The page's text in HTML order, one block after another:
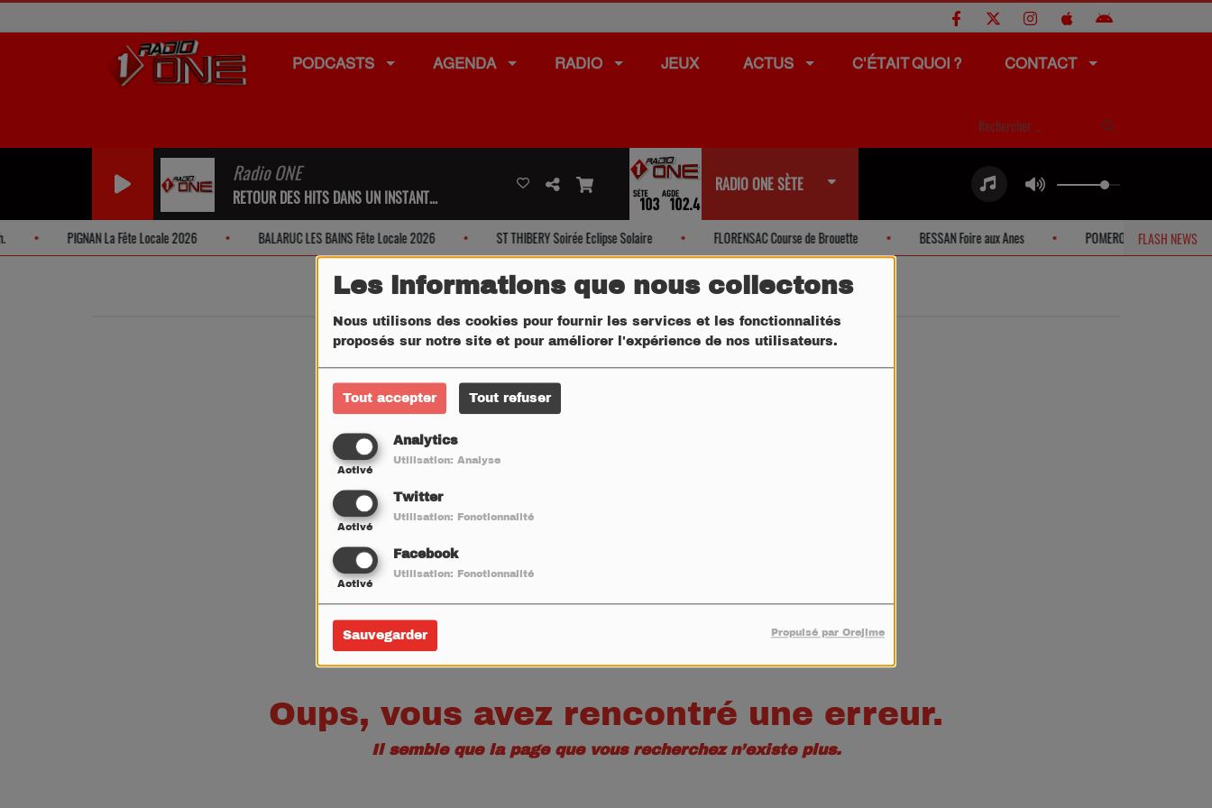
Les informations que nous collectons
Nous utilisons des cookies pour fournir les services et les fonctionnalités
proposés sur notre site et pour améliorer l'expérience de nos utilisateurs.
Tout accepter Tout refuser
Analytics
Activé
Utilisation: Analyse
Twitter
Activé
Utilisation: Fonctionnalité
Facebook
Activé
Utilisation: Fonctionnalité
Sauvegarder Propulsé par Orejime
PODCASTS AGENDA RADIO JEUX ACTUS C'ÉTAIT QUOI ? CONTACT
Radio ONE
RETOUR DES HITS DANS UN INSTANT...
RADIO ONE SÈTE
FLASH NEWS
PIGNAN La Fête Locale 2026 BALARUC LES BAINS Fête Locale 2026 ST THIBERY Soirée Eclipse Solaire FLORENSAC Course de Brouette BESSAN Foire aux Anes POMEROLS Vide-grenier
404
Oups, vous avez rencontré une erreur.
Il semble que la page que vous recherchez n’existe plus.